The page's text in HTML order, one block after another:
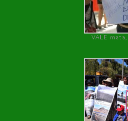
VALE mata,